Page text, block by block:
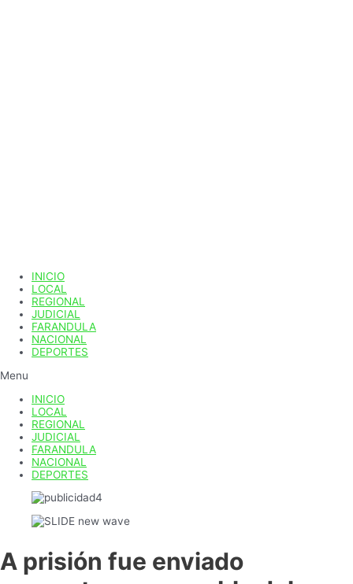
INICIO
LOCAL
REGIONAL
JUDICIAL
FARANDULA
NACIONAL
DEPORTES
Menu
INICIO
LOCAL
REGIONAL
JUDICIAL
FARANDULA
NACIONAL
DEPORTES
A prisión fue enviado